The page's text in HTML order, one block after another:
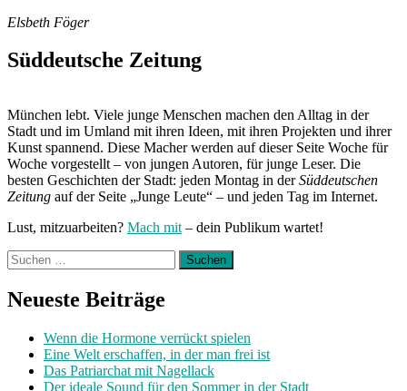
Elsbeth Föger
Süddeutsche Zeitung
München lebt. Viele junge Menschen machen den Alltag in der
Stadt und im Umland mit ihren Ideen, mit ihren Projekten und ihrer
Kunst spannend. Diese Macher werden auf dieser Seite Woche für
Woche vorgestellt – von jungen Autoren, für junge Leser. Die
besten Geschichten der Stadt: jeden Montag in derSüddeutschen
Zeitung auf der Seite „Junge Leute“ – und jeden Tag im Internet.
Lust, mitzuarbeiten? Mach mit – dein Publikum wartet!
Suchen
nach:
Neueste Beiträge
Wenn die Hormone verrückt spielen
Eine Welt erschaffen, in der man frei ist
Das Patriarchat mit Nagellack
Der ideale Sound für den Sommer in der Stadt